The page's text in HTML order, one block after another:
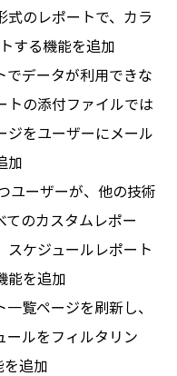
式のレポートで、カラ
する機能を追加
でデータが利用できな
トの添付ファイルでは
ジをユーザーにメール
加
ユーザーが、他の技術
のカスタムレポー
スケジュールレポート
能を追加
覧ページを刷新し、
ールをフィルタリン
追加